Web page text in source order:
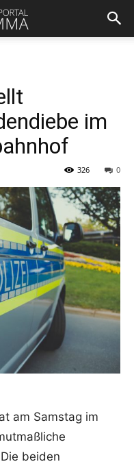
im
0
326
am Samstag im
beiden